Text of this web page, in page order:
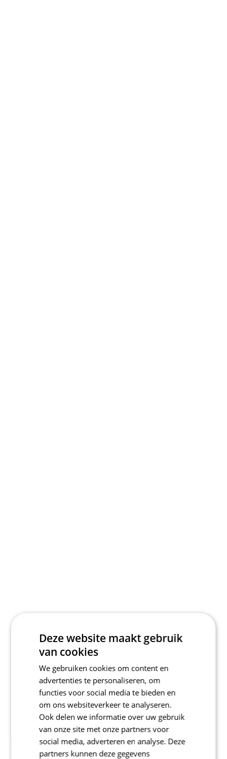
Deze website maakt gebruik
van cookies
We gebruiken cookies om content en
advertenties te personaliseren, om
functies voor social media te bieden en
om ons websiteverkeer te analyseren.
Ook delen we informatie over uw gebruik
van onze site met onze partners voor
social media, adverteren en analyse. Deze
partners kunnen deze gegevens